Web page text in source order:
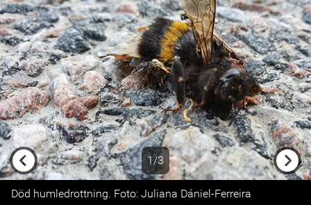
1/3
Previous
Död humledrottning. Foto: Juliana Dániel-Ferreira